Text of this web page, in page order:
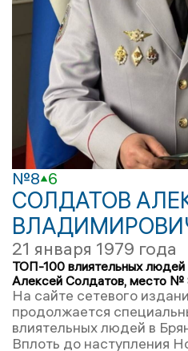
№8 6
СОЛДАТОВ
21 января 1979 года
ТОП-100 влиятельных людей
Алексей Солдатов, место №
На сайте сетевого
продолжается
влиятельных людей в
Вплоть до наступления